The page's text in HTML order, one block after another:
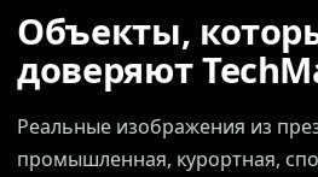
Объекты,
доверяют
Реальные изображения из
промышленная, курортная,